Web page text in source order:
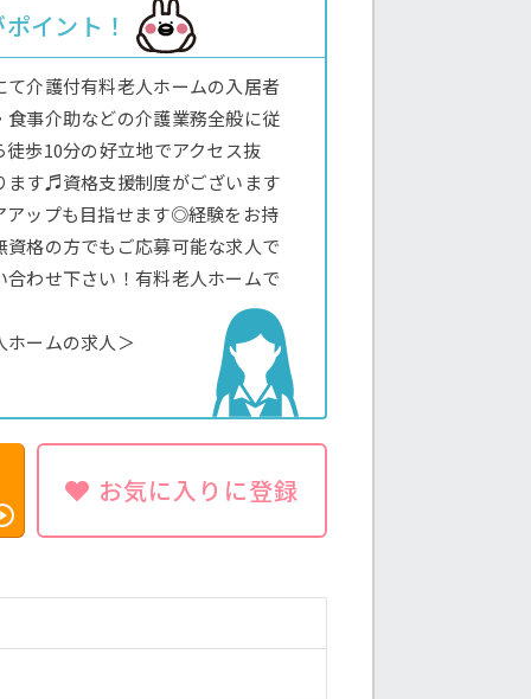
イント！
介護付有料老人ホームの入居者
事介助などの介護業務全般に従
歩10分の好立地でアクセス抜
ます♬資格支援制度がございます
アップも目指せます◎経験をお持
格の方でもご応募可能な求人で
わせ下さい！有料老人ホームで
ームの求人＞
お気に入りに登録